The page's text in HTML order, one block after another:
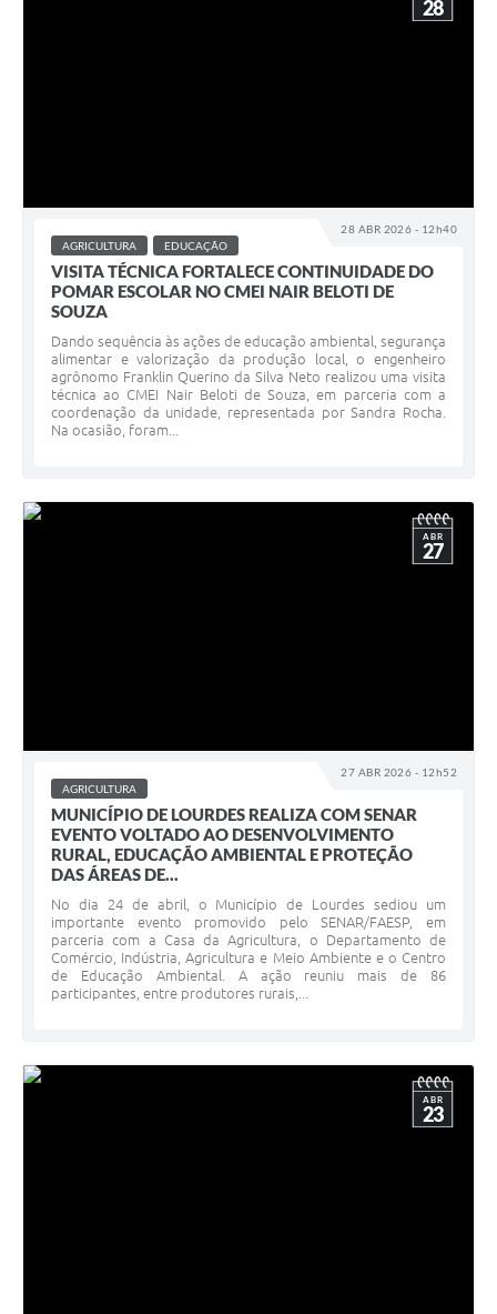
28 ABR 2026 - 12h40
28
AGRICULTURA EDUCAÇÃO
VISITA TÉCNICA FORTALECE CONTINUIDADE DO
POMAR ESCOLAR NO CMEI NAIR BELOTI DE
SOUZA
Dando sequência às ações de educação ambiental, segurança
alimentar e valorização da produção local, o engenheiro
agrônomo Franklin Querino da Silva Neto realizou uma visita
técnica ao CMEI Nair Beloti de Souza, em parceria com a
coordenação da unidade, representada por Sandra Rocha.
Na ocasião, foram...
27 ABR 2026 - 12h52
ABR
27
AGRICULTURA
MUNICÍPIO DE LOURDES REALIZA COM SENAR
EVENTO VOLTADO AO DESENVOLVIMENTO
RURAL, EDUCAÇÃO AMBIENTAL E PROTEÇÃO
DAS ÁREAS DE...
No dia 24 de abril, o Município de Lourdes sediou um
importante evento promovido pelo SENAR/FAESP, em
parceria com a Casa da Agricultura, o Departamento de
Comércio, Indústria, Agricultura e Meio Ambiente e o Centro
de Educação Ambiental. A ação reuniu mais de 86
participantes, entre produtores rurais,...
ABR
23